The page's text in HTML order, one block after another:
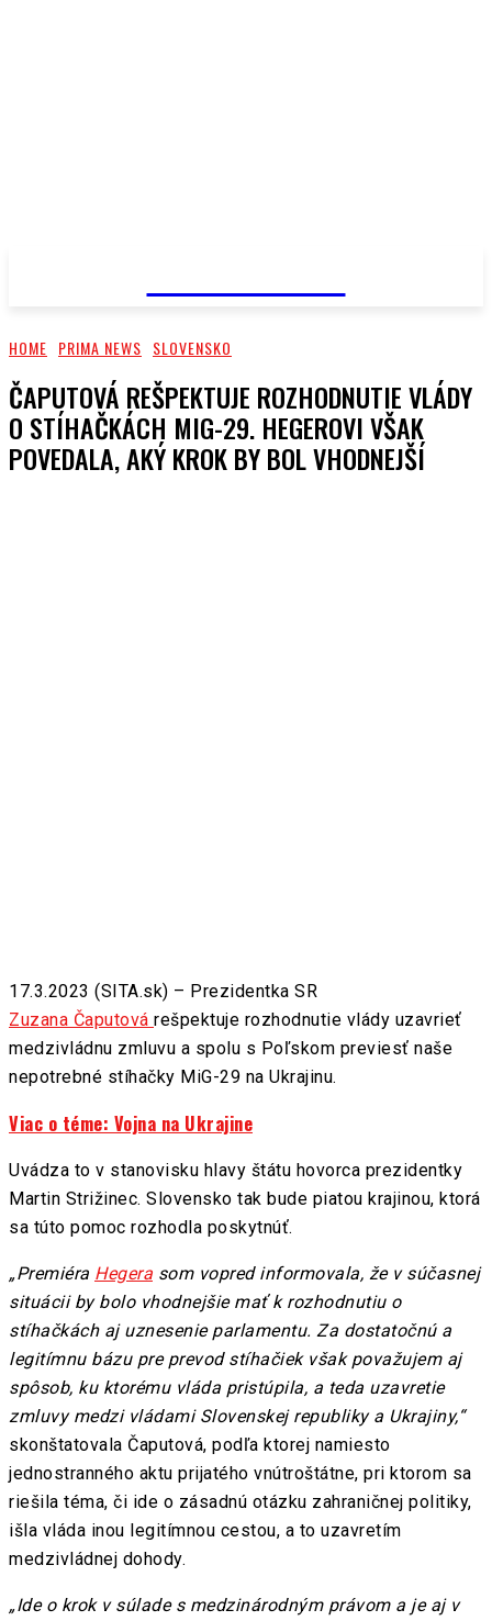
HOME PRIMA NEWS SLOVENSKO
ČAPUTOVÁ REŠPEKTUJE ROZHODNUTIE VLÁDY
O STÍHAČKÁCH MIG-29. HEGEROVI VŠAK
POVEDALA, AKÝ KROK BY BOL VHODNEJŠÍ
17.3.2023 (SITA.sk) – Prezidentka SR
Zuzana Čaputová rešpektuje rozhodnutie vlády uzavrieť
medzivládnu zmluvu a spolu s Poľskom previesť naše
nepotrebné stíhačky MiG-29 na Ukrajinu.
Viac o téme: Vojna na Ukrajine
Uvádza to v stanovisku hlavy štátu hovorca prezidentky
Martin Strižinec. Slovensko tak bude piatou krajinou, ktorá
sa túto pomoc rozhodla poskytnúť.
„Premiéra Hegera som vopred informovala, že v súčasnej
situácii by bolo vhodnejšie mať k rozhodnutiu o
stíhačkách aj uznesenie parlamentu. Za dostatočnú a
legitímnu bázu pre prevod stíhačiek však považujem aj
spôsob, ku ktorému vláda pristúpila, a teda uzavretie
zmluvy medzi vládami Slovenskej republiky a Ukrajiny,“
skonštatovala Čaputová, podľa ktorej namiesto
jednostranného aktu prijatého vnútroštátne, pri ktorom sa
riešila téma, či ide o zásadnú otázku zahraničnej politiky,
išla vláda inou legitímnou cestou, a to uzavretím
medzivládnej dohody.
„Ide o krok v súlade s medzinárodným právom a je aj v